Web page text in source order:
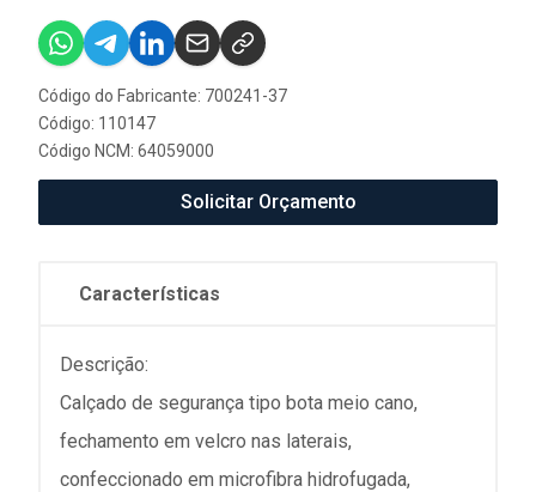
Código do Fabricante: 700241-37
Código: 110147
Código NCM: 64059000
Solicitar Orçamento
Características
Descrição:
Calçado de segurança tipo bota meio cano,
fechamento em velcro nas laterais,
confeccionado em microfibra hidrofugada,